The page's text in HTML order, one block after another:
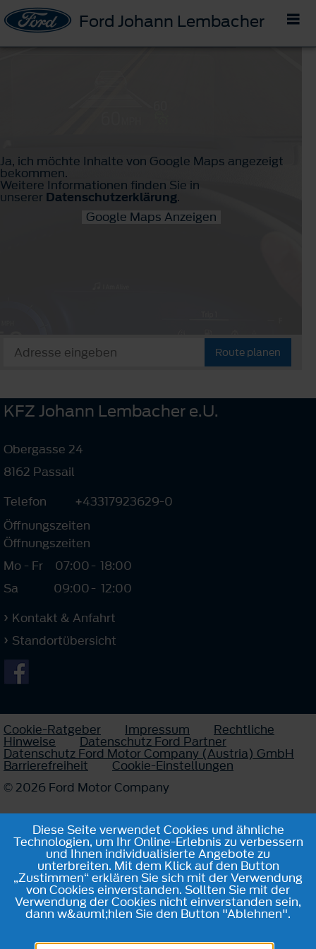
Ford Johann Lembacher
Ja, ich möchte Inhalte von Google Maps angezeigt
bekommen.
Weitere Informationen finden Sie in
unserer Datenschutzerklärung.
Google Maps Anzeigen
Route planen
KFZ Johann Lembacher e.U.
Obergasse 24
8162 Passail
Telefon
+43317923629-0
Öffnungszeiten
Öffnungszeiten
Mo - Fr
07:00- 18:00
Sa
09:00- 12:00
Kontakt & Anfahrt
Standortübersicht
Cookie-Ratgeber Impressum Rechtliche
Hinweise Datenschutz Ford Partner
Datenschutz Ford Motor Company (Austria) GmbH
Barrierefreiheit
Cookie-Einstellungen
© 2026 Ford Motor Company
Diese Seite verwendet Cookies und ähnliche
Technologien, um Ihr Online-Erlebnis zu verbessern
und Ihnen individualisierte Angebote zu
unterbreiten. Mit dem Klick auf den Button
„Zustimmen“ erklären Sie sich mit der Verwendung
von Cookies einverstanden. Sollten Sie mit der
Verwendung der Cookies nicht einverstanden sein,
dann w&auml;hlen Sie den Button "Ablehnen".